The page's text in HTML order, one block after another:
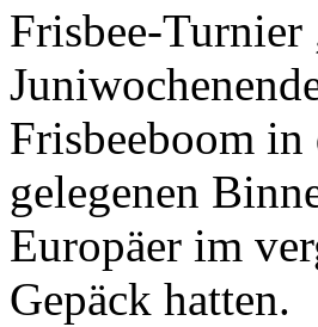
Frisbee-Turnier
Frisbeeboom
gelegenen
Europäer im
Gepäck hatten.